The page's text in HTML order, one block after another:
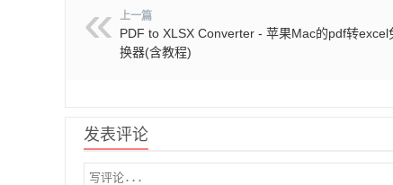
上一篇
PDF to XLSX Converter - 苹果Mac的pdf转excel
换器(含教程)
发表评论